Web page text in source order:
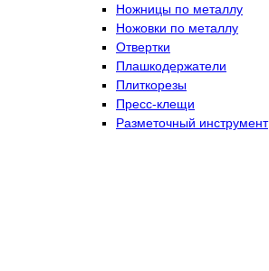
Ножницы по металлу
Ножовки по металлу
Отвертки
Плашкодержатели
Плиткорезы
Пресс-клещи
Разметочный инструмент